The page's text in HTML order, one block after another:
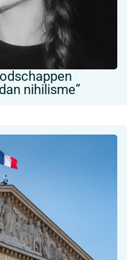
nihilisme”